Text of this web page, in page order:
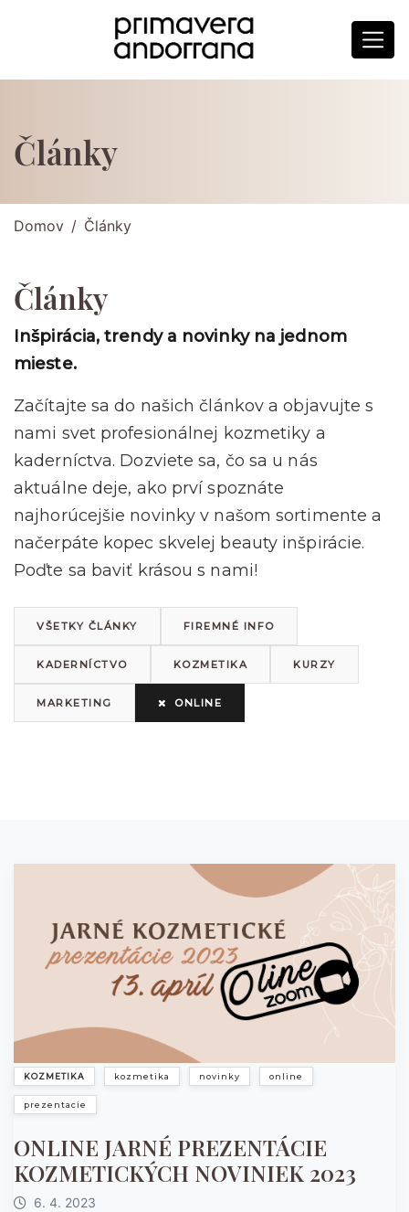
Články
Domov Články
Články
Inšpirácia, trendy a novinky na jednom
mieste.
Začítajte sa do našich článkov a objavujte s
nami svet profesionálnej kozmetiky a
kaderníctva. Dozviete sa, čo sa u nás
aktuálne deje, ako prví spoznáte
najhorúcejšie novinky v našom sortimente a
načerpáte kopec skvelej beauty inšpirácie.
Poďte sa baviť krásou s nami!
VŠETKY ČLÁNKY FIREMNÉ INFO
KADERNÍCTVO KOZMETIKA KURZY
MARKETING ONLINE
KOZMETIKA kozmetika novinky online
prezentacie
ONLINE JARNÉ PREZENTÁCIE
KOZMETICKÝCH NOVINIEK 2023
6. 4. 2023